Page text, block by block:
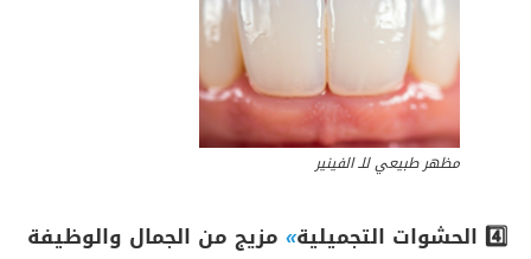
مظهر طبيعي للـ الفينير
4️⃣ الحشوات التجميلية » مزيج من الجمال والوظيفة